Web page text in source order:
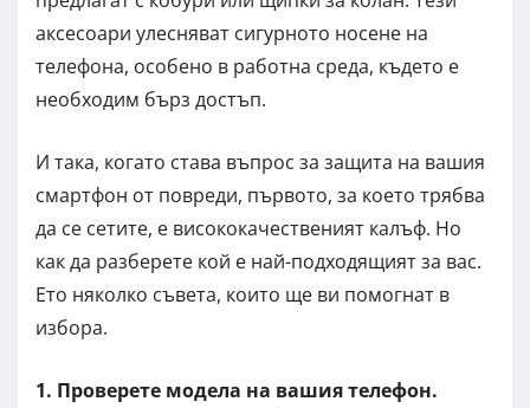
аксесоари улесняват сигурното носене на
телефона, особено в работна среда, където е
необходим бърз достъп.
И така, когато става въпрос за защита на вашия
смартфон от повреди, първото, за което трябва
да се сетите, е висококачественият калъф. Но
как да разберете кой е най-подходящият за вас.
Ето няколко съвета, които ще ви помогнат в
избора.
1. Проверете модела на вашия телефон.